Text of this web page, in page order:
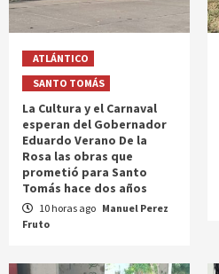
ATLÁNTICO
SANTO TOMÁS
La Cultura y el Carnaval
esperan del Gobernador
Eduardo Verano De la
Rosa las obras que
prometió para Santo
Tomás hace dos años
10 horas ago Manuel Perez
Fruto